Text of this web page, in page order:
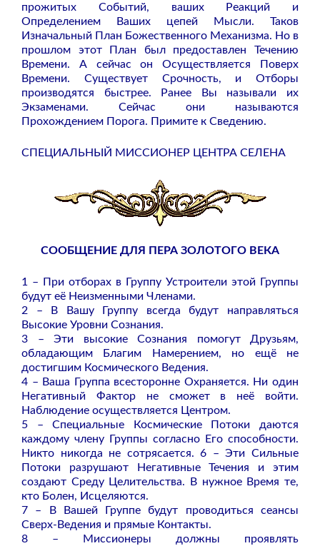
прожитых Событий, ваших Реакций и
Определением Ваших цепей Мысли. Таков
Изначальный План Божественного Механизма. Но в
прошлом этот План был предоставлен Течению
Времени. А сейчас он Осуществляется Поверх
Времени. Существует Срочность, и Отборы
производятся быстрее. Ранее Вы называли их
Экзаменами. Сейчас они называются
Прохождением Порога. Примите к Сведению.
СПЕЦИАЛЬНЫЙ МИССИОНЕР ЦЕНТРА СЕЛЕНА
СООБЩЕНИЕ ДЛЯ ПЕРА ЗОЛОТОГО ВЕКА
1 – При отборах в Группу Устроители этой Группы
будут её Неизменными Членами.
2 – В Вашу Группу всегда будут направляться
Высокие Уровни Сознания.
3 – Эти высокие Сознания помогут Друзьям,
обладающим Благим Намерением, но ещё не
достигшим Космического Ведения.
4 – Ваша Группа всесторонне Охраняется. Ни один
Негативный Фактор не сможет в неё войти.
Наблюдение осуществляется Центром.
5 – Специальные Космические Потоки даются
каждому члену Группы согласно Его способности.
Никто никогда не сотрясается. 6 – Эти Сильные
Потоки разрушают Негативные Течения и этим
создают Среду Целительства. В нужное Время те,
кто Болен, Исцеляются.
7 – В Вашей Группе будут проводиться сеансы
Сверх-Ведения и прямые Контакты.
8 – Миссионеры должны проявлять